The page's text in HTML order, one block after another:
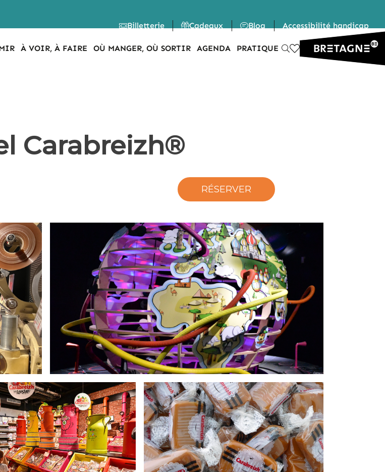
Billetterie
Cadeaux Blog Accessibilité handicap
À VOIR, À FAIRE OÙ MANGER, OÙ SORTIR AGENDA PRATIQUE
Carabreizh®
RÉSERVER